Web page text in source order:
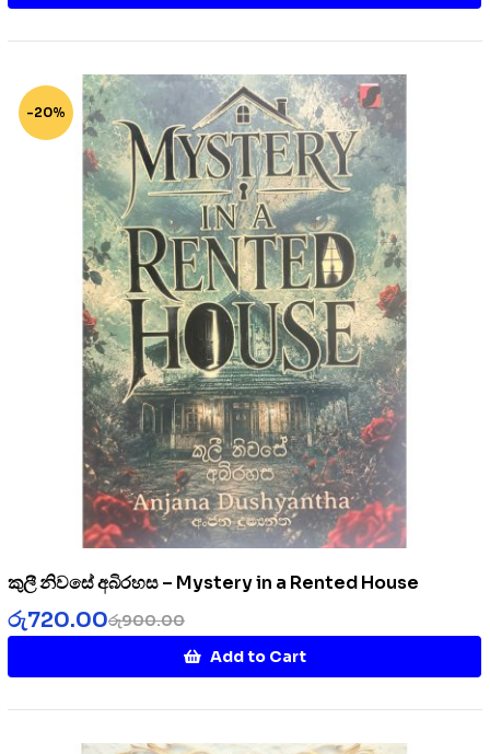
-20%
කුලී නිවසේ අබිරහස – Mystery in a Rented House
රු900.00
රු720.00
Add to Cart